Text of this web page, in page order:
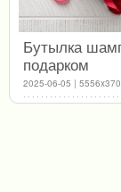
Бутылка
подарком
2025-06-05 |